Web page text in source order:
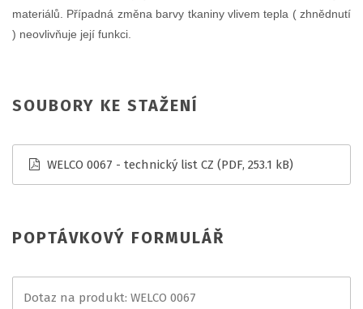
materiálů. Případná změna barvy tkaniny vlivem tepla ( zhnědnutí
) neovlivňuje její funkci.
SOUBORY KE STAŽENÍ
WELCO 0067 - technický list CZ (PDF, 253.1 kB)
POPTÁVKOVÝ FORMULÁŘ